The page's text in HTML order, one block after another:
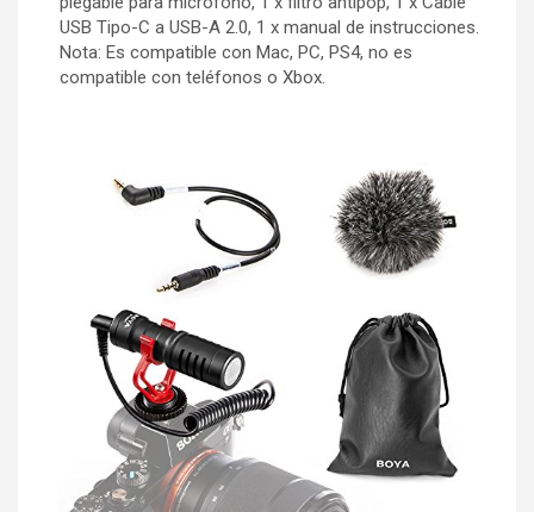
USB Tipo-C a USB-A 2.0, 1 x manual de instrucciones.
Nota: Es compatible con Mac, PC, PS4, no es
compatible con teléfonos o Xbox.